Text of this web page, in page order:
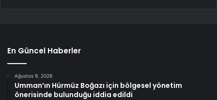
En Güncel Haberler
Ağustos 9, 2026
Umman’ın Hürmüz Boğazı için bölgesel yönetim
önerisinde bulunduğu iddia edildi